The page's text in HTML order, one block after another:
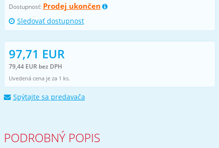
Dostupnosť: Prodej ukončen
Sledovať dostupnost
97,71 EUR
79,44 EUR bez DPH
Uvedená cena je za 1 ks.
Spýtajte sa predavača
PODROBNÝ POPIS